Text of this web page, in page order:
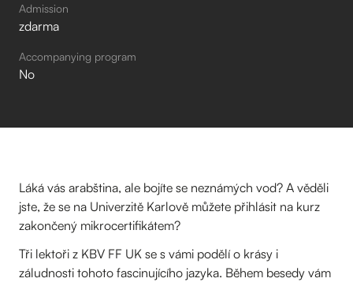
Admission
zdarma
Accompanying program
No
Láká vás arabština, ale bojíte se neznámých vod? A věděli
jste, že se na Univerzitě Karlově můžete přihlásit na kurz
zakončený mikrocertifikátem?
Tři lektoři z KBV FF UK se s vámi podělí o krásy i
záludnosti tohoto fascinujícího jazyka. Během besedy vám